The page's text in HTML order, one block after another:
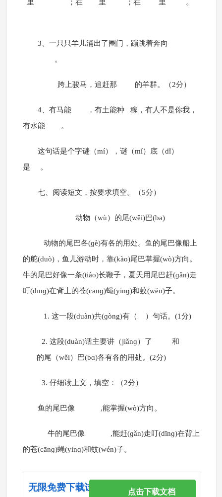
里 ；在 里 ；在 里 。
3、一只只羊儿涌出了圈门，蹦跳着奔向
。
跨上骏马，追赶那 的羊群。（2分）
4、有马能 ，有土能种 稼，有人不是你我，
有水能 。
这句话是个字谜（mí），谜（mí）底（dǐ）
是 。
七、阅读短文，按要求填空。（5分）
动物（wù）的尾(wěi)巴(ba)
动物的尾巴各(ɡè)有各的用处。鱼的尾巴像船上
的舵(duò)，鱼儿游动时，靠(kào)尾巴掌握(wò)方向。
牛的尾巴好像一条(tiáo)长鞭子，夏天用尾巴赶(ɡǎn)走
叮(dīnɡ)在背上的苍(cānɡ)蝇(yinɡ)和蚊(wén)子。
1. 这一段(duàn)共(ɡòng)有（ ）句话。(1分)
2. 这段(duàn)话主要讲（jiǎnɡ）了 和
的尾（wěi）巴(bɑ)各有各的用处。(2分)
3. 仔细读上文，填空：（2分）
鱼的尾巴像 ,能掌握(wò)方向。
牛的尾巴像 ,能赶(ɡǎn)走叮(dīnɡ)在背上
的苍(cānɡ)蝇(yinɡ)和蚊(wén)子。
无限免费下载试卷 点击下载文档